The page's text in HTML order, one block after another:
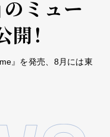
のミュー
！
』を発売、8月には東